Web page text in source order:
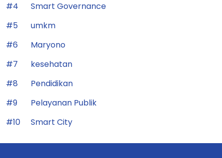
#4
Smart Governance
#5
umkm
#6
Maryono
#7
kesehatan
#8
Pendidikan
#9
Pelayanan Publik
#10
Smart City